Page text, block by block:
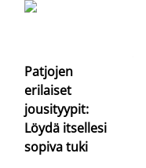
Patjojen
erilaiset
jousityypit:
Löydä itsellesi
sopiva tuki